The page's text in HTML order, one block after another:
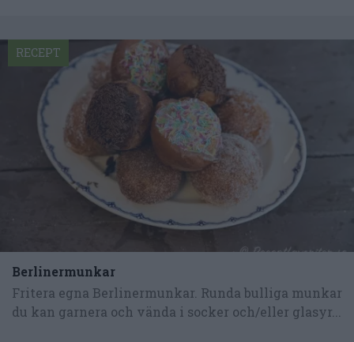
Berlinermunkar
Fritera egna Berlinermunkar. Runda bulliga munkar
du kan garnera och vända i socker och/eller glasyr...
RECEPT